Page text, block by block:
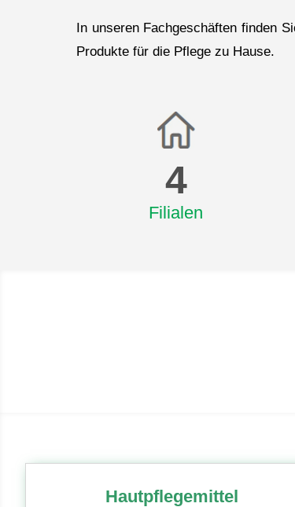
In unseren Fachgeschäften finden
Produkte für die Pflege zu Hause.
4
Filialen
Hautpflegemittel